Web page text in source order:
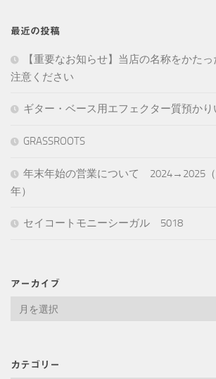
最近の投稿
【重要なお知らせ】当店の名称をかた
注意ください
ギター・ベース用エフェクター質預かり
GRASSROOTS
年末年始の営業について 2024→2025
年）
セイコートモニーシーガル 5018
アーカイブ
ブ
カテゴリー